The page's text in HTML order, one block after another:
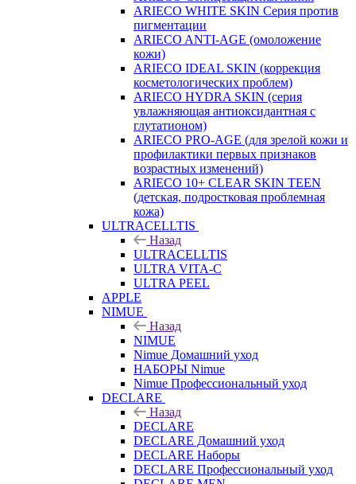
ARIECO WHITE SKIN Серия против
пигментации
ARIECO ANTI-AGE (омоложение
кожи)
ARIECO IDEAL SKIN (коррекция
косметологических проблем)
ARIECO HYDRA SKIN (серия
увлажняющая антиоксидантная с
глутатионом)
ARIECO PRO-AGE (для зрелой кожи и
профилактики первых признаков
возрастных изменений)
ARIECO 10+ CLEAR SKIN TEEN
(детская, подростковая проблемная
кожа)
ULTRACELLTIS
Назад
ULTRACELLTIS
ULTRA VITA-C
ULTRA PEEL
APPLE
NIMUE
Назад
NIMUE
Nimue Домашний уход
НАБОРЫ Nimue
Nimue Профессиональный уход
DECLARE
Назад
DECLARE
DECLARE Домашний уход
DECLARE Наборы
DECLARE Профессиональный уход